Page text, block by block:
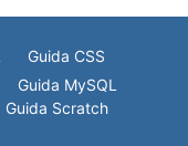
Guida CSS
Guida MySQL
Guida Scratch